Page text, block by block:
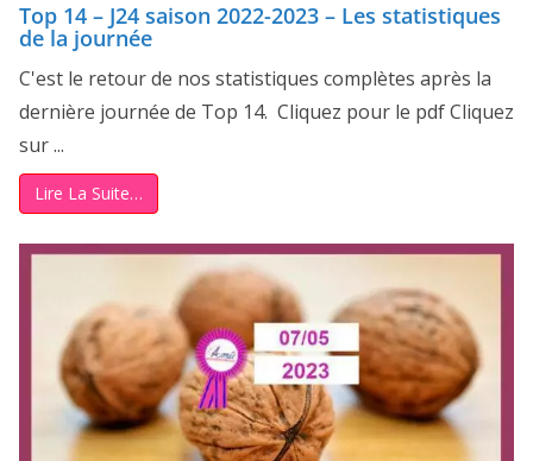
Top 14 – J24 saison 2022-2023 – Les statistiques
de la journée
C'est le retour de nos statistiques complètes après la
dernière journée de Top 14. Cliquez pour le pdf Cliquez
sur ...
Lire La Suite…